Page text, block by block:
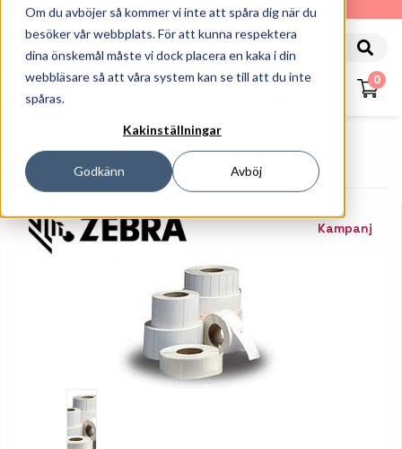
Om du avböjer så kommer vi inte att spåra dig när du
besöker vår webbplats. För att kunna respektera
dina önskemål måste vi dock placera en kaka i din
webbläsare så att våra system kan se till att du inte
spåras.
Kakinställningar
Godkänn Avböj
010-162 61 90
0
Etiketter Och Färgband
Zebra Z-Perform 1000D - Etikett - 105x42mm
Kampanj